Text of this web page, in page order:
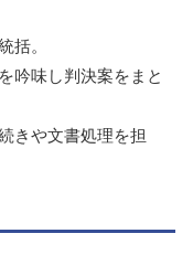
括。
吟味し判決案をまと
きや文書処理を担